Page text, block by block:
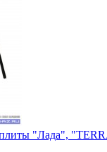
"Лада",